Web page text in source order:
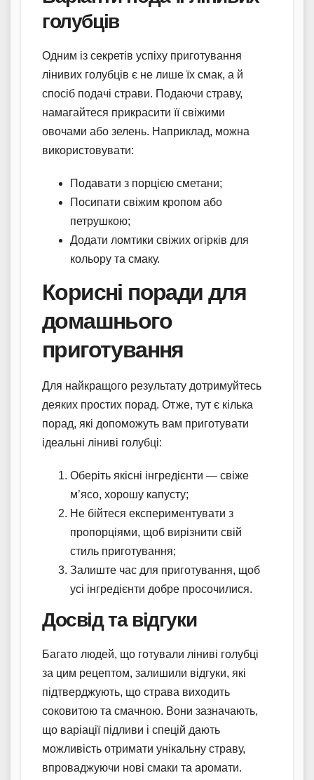
голубців
Одним із секретів успіху приготування
лінивих голубців є не лише їх смак, а й
спосіб подачі страви. Подаючи страву,
намагайтеся прикрасити її свіжими
овочами або зелень. Наприклад, можна
використовувати:
Подавати з порцією сметани;
Посипати свіжим кропом або
петрушкою;
Додати ломтики свіжих огірків для
кольору та смаку.
Корисні поради для
домашнього
приготування
Для найкращого результату дотримуйтесь
деяких простих порад. Отже, тут є кілька
порад, які допоможуть вам приготувати
ідеальні ліниві голубці:
Оберіть якісні інгредієнти — свіже
м’ясо, хорошу капусту;
Не бійтеся експериментувати з
пропорціями, щоб вирізнити свій
стиль приготування;
Залиште час для приготування, щоб
усі інгредієнти добре просочилися.
Досвід та відгуки
Багато людей, що готували ліниві голубці
за цим рецептом, залишили відгуки, які
підтверджують, що страва виходить
соковитою та смачною. Вони зазначають,
що варіації підливи і спецій дають
можливість отримати унікальну страву,
впроваджуючи нові смаки та аромати.